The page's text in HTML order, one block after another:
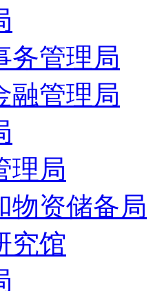
务管理局
融管理局
理局
物资储备局
究馆